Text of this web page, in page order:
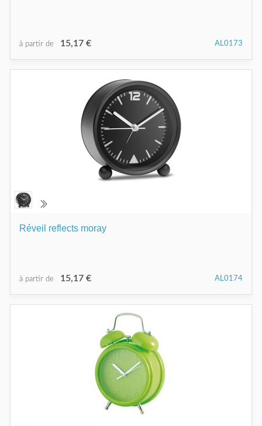
à partir de 15,17 € AL0173
Réveil reflects moray
à partir de 15,17 € AL0174